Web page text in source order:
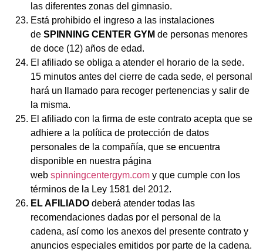
las diferentes zonas del gimnasio.
Está prohibido el ingreso a las instalaciones
de SPINNING CENTER GYM de personas menores
de doce (12) años de edad.
El afiliado se obliga a atender el horario de la sede.
15 minutos antes del cierre de cada sede, el personal
hará un llamado para recoger pertenencias y salir de
la misma.
El afiliado con la firma de este contrato acepta que se
adhiere a la política de protección de datos
personales de la compañía, que se encuentra
disponible en nuestra página
web spinningcentergym.com y que cumple con los
términos de la Ley 1581 del 2012.
EL AFILIADO deberá atender todas las
recomendaciones dadas por el personal de la
cadena, así como los anexos del presente contrato y
anuncios especiales emitidos por parte de la cadena.